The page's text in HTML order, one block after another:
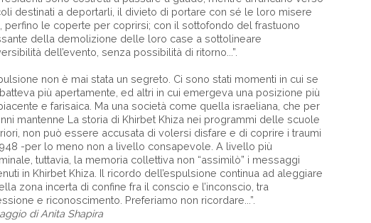
destinati a deportarli, il divieto di portare con sé le loro misere
perfino le coperte per coprirsi; con il sottofondo del frastuono
della demolizione delle loro case a sottolineare
dell’evento, senza possibilità di ritorno...”.
non è mai stata un segreto. Ci sono stati momenti in cui se
più apertamente, ed altri in cui emergeva una posizione più
e farisaica. Ma una società come quella israeliana, che per
mantenne La storia di Khirbet Khiza nei programmi delle scuole
non può essere accusata di volersi disfare e di coprire i traumi
-per lo meno non a livello consapevole. A livello più
tuttavia, la memoria collettiva non “assimilò” i messaggi
in Khirbet Khiza. Il ricordo dell’espulsione continua ad aleggiare
zona incerta di confine fra il conscio e l’inconscio, tra
e riconoscimento. Preferiamo non ricordare...”.
di Anita Shapira